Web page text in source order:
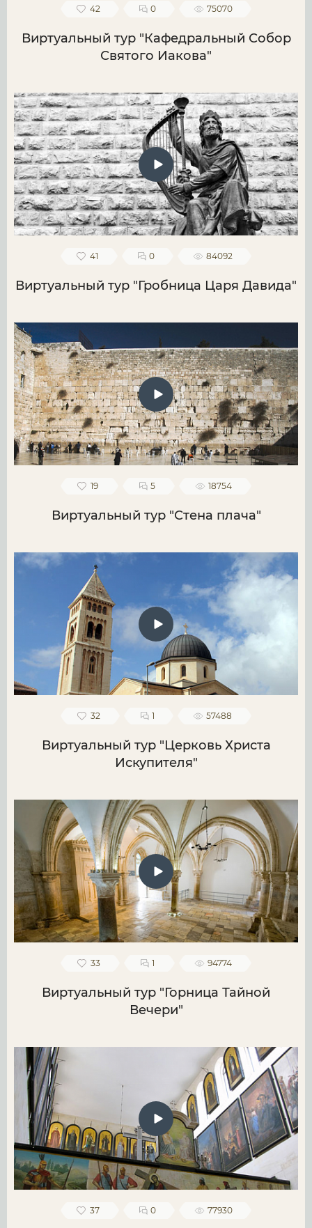
42 0 75070
Виртуальный тур "Кафедральный Собор
Святого Иакова"
41 0 84092
Виртуальный тур "Гробница Царя Давида"
19 5 18754
Виртуальный тур "Стена плача"
32 1 57488
Виртуальный тур "Церковь Христа
Искупителя"
33 1 94774
Виртуальный тур "Горница Тайной
Вечери"
37 0 77930